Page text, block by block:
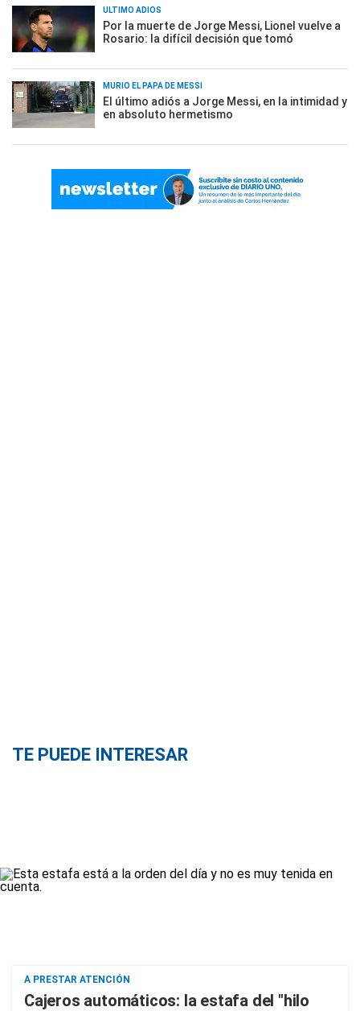
ÚLTIMO ADIÓS
Por la muerte de Jorge Messi, Lionel vuelve a
Rosario: la difícil decisión que tomó
MURIÓ EL PAPÁ DE MESSI
El último adiós a Jorge Messi, en la intimidad y
en absoluto hermetismo
TE PUEDE INTERESAR
A PRESTAR ATENCIÓN
Cajeros automáticos: la estafa del "hilo